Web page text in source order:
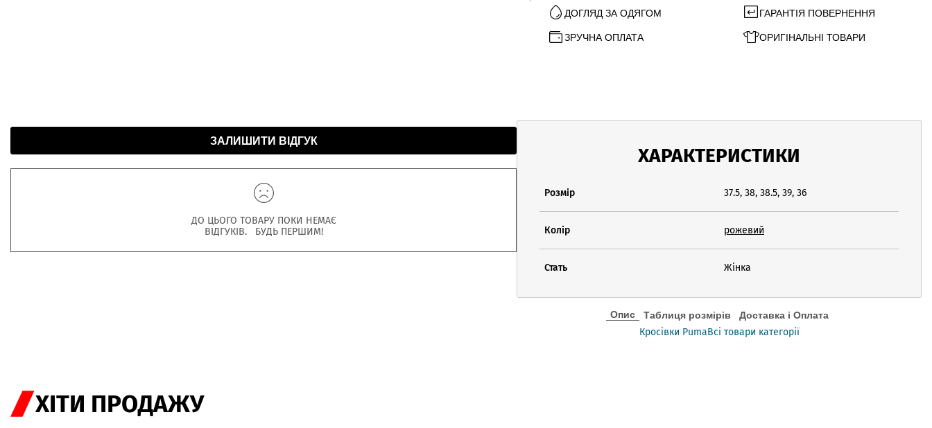
ДОГЛЯД ЗА ОДЯГОМ ГАРАНТІЯ ПОВЕРНЕННЯ
ЗРУЧНА ОПЛАТА ОРИГІНАЛЬНІ ТОВАРИ
ЗАЛИШИТИ ВІДГУК
ДО ЦЬОГО ТОВАРУ ПОКИ НЕМАЄ
ВІДГУКІВ. БУДЬ ПЕРШИМ!
ХАРАКТЕРИСТИКИ
Розмір 37.5, 38, 38.5, 39, 36
Колір рожевий
Стать Жінка
Опис Таблиця розмірів Доставка і Оплата
Кросівки PumaВсі товари категорії
ХІТИ ПРОДАЖУ